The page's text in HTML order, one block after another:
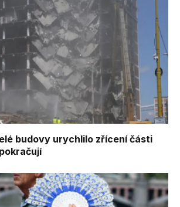
budovy urychlilo zřícení části